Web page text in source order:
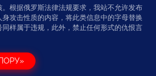
根据俄罗斯法律法规要求，我站不允许发布
攻击性质的内容，将此类信息中的字母替换
同样属于违规，此外，禁止任何形式的仇恨言